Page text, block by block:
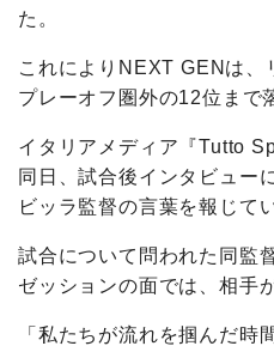
た。
これによりNEXT GENは、
プレーオフ圏外の12位まで
イタリアメディア『Tutto
同日、試合後インタビュー
ビッラ監督の言葉を報じて
試合について問われた同監
ゼッションの面では、相手
「私たちが流れを掴んだ時